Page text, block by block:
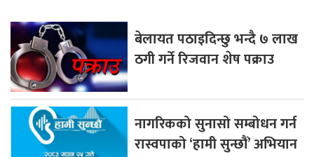
बेलायत पठाइदिन्छु भन्दै ७ लाख
ठगी गर्ने रिजवान शेष पक्राउ
नागरिकको सुनासो सम्बोधन गर्न
रास्वपाको ‘हामी सुन्छौं’ अभियान